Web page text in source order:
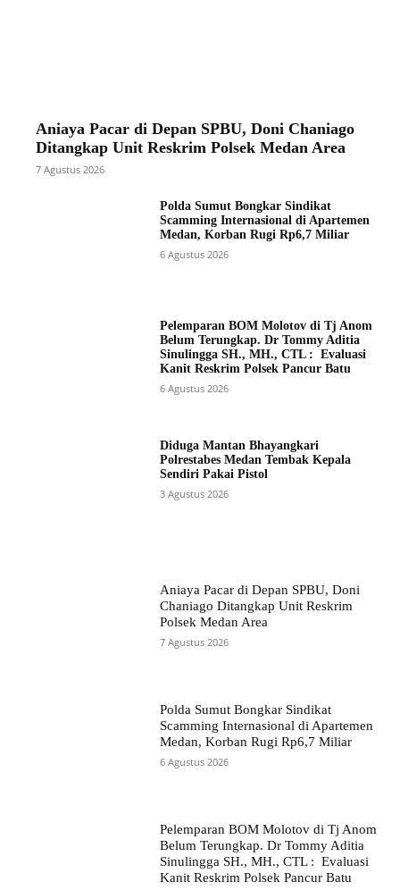
Aniaya Pacar di Depan SPBU, Doni Chaniago
Ditangkap Unit Reskrim Polsek Medan Area
7 Agustus 2026
Polda Sumut Bongkar Sindikat
Scamming Internasional di Apartemen
Medan, Korban Rugi Rp6,7 Miliar
6 Agustus 2026
Pelemparan BOM Molotov di Tj Anom
Belum Terungkap. Dr Tommy Aditia
Sinulingga SH., MH., CTL : Evaluasi
Kanit Reskrim Polsek Pancur Batu
6 Agustus 2026
Diduga Mantan Bhayangkari
Polrestabes Medan Tembak Kepala
Sendiri Pakai Pistol
3 Agustus 2026
Aniaya Pacar di Depan SPBU, Doni
Chaniago Ditangkap Unit Reskrim
Polsek Medan Area
7 Agustus 2026
Polda Sumut Bongkar Sindikat
Scamming Internasional di Apartemen
Medan, Korban Rugi Rp6,7 Miliar
6 Agustus 2026
Pelemparan BOM Molotov di Tj Anom
Belum Terungkap. Dr Tommy Aditia
Sinulingga SH., MH., CTL : Evaluasi
Kanit Reskrim Polsek Pancur Batu